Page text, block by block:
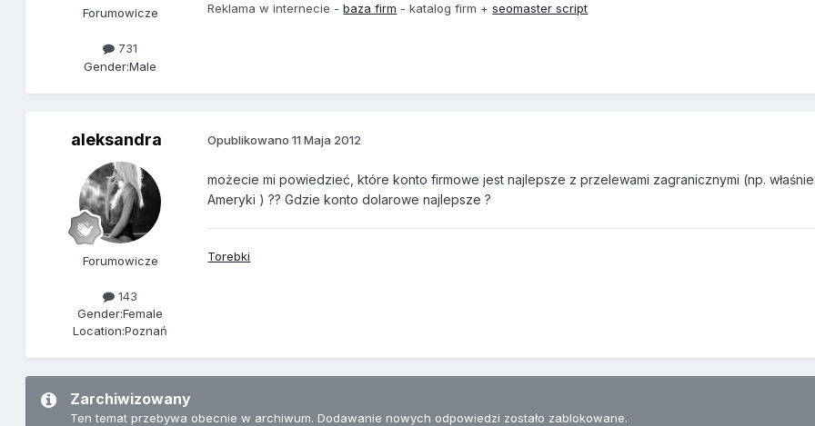
Forumowicze
731
Gender:Male
Reklama w internecie -baza firm - katalog firm +seomaster script
aleksandra
Forumowicze
143
Gender:Female
Location:Poznań
Opublikowano11 Maja 2012
możecie mi powiedzieć, które konto firmowe jest najlepsze z przelewami zagranicznymi (np.
Ameryki ) ?? Gdzie konto dolarowe najlepsze ?
Torebki
Zarchiwizowany
Ten temat przebywa obecnie w archiwum. Dodawanie nowych odpowiedzi zostało zablokowane.